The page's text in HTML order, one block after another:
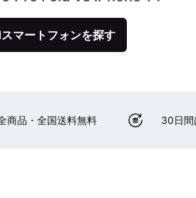
マートフォンを探す
商品・全国送料無料 30日間